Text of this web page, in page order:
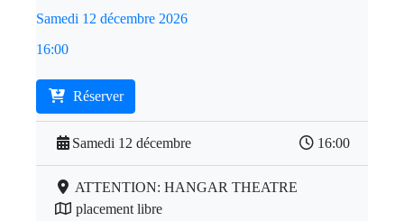
Samedi 12 décembre 2026
16:00
Réserver
Samedi 12 décembre 16:00
ATTENTION: HANGAR THEATRE
placement libre